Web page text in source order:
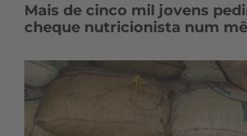
Mais de cinco mil jovens
cheque nutricionista num